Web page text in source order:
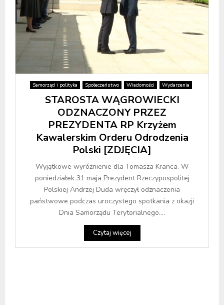
Samorząd i polityka Społeczeństwo Wiadomości Wydarzenia
STAROSTA WĄGROWIECKI
ODZNACZONY PRZEZ
PREZYDENTA RP Krzyżem
Kawalerskim Orderu Odrodzenia
Polski [ZDJĘCIA]
Wyjątkowe wyróżnienie dla Tomasza Kranca. W
poniedziałek 31 maja Prezydent Rzeczypospolitej
Polskiej Andrzej Duda wręczył odznaczenia
państwowe podczas uroczystego spotkania z okazji
Dnia Samorządu Terytorialnego....
Czytaj więcej